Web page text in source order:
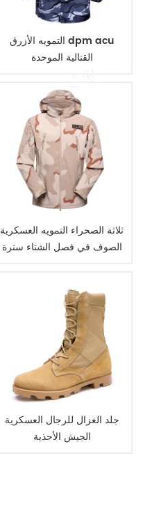
التمويه الأزرق dpm acu
القتالية الموحدة
ثلاثة الصحراء التمويه العسكرية
الصوف في فصل الشتاء سترة
جلد الغزال للرجال العسكرية
الجيش الأحذية